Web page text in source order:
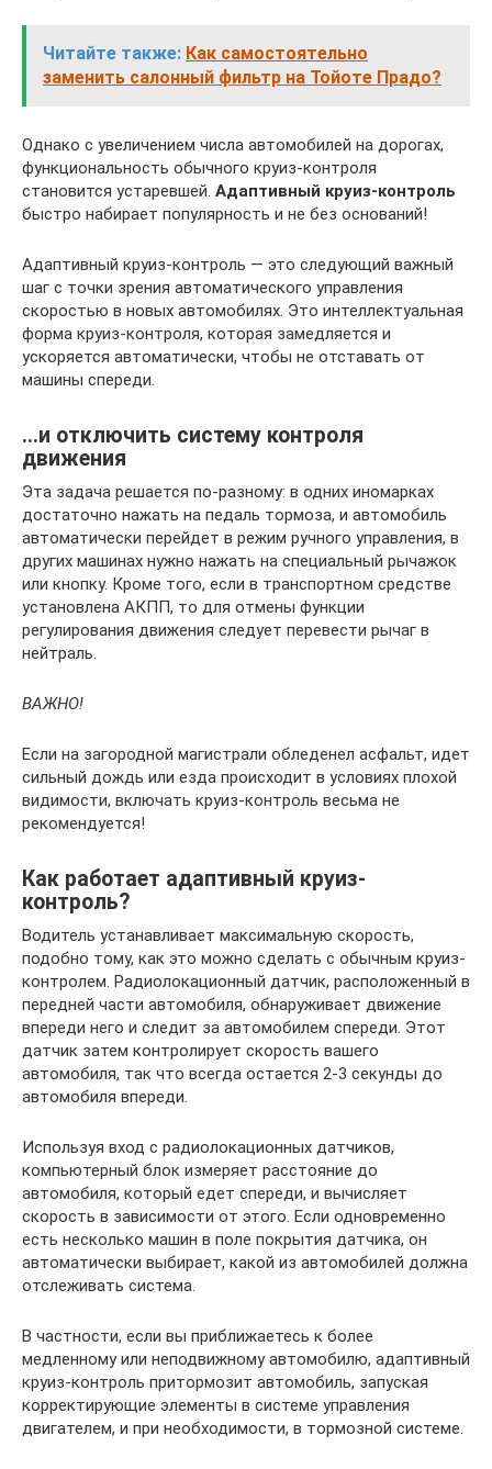
Читайте также: Как самостоятельно
заменить салонный фильтр на Тойоте Прадо?
Однако с увеличением числа автомобилей на дорогах,
функциональность обычного круиз-контроля
становится устаревшей. Адаптивный круиз-контроль
быстро набирает популярность и не без оснований!
Адаптивный круиз-контроль — это следующий важный
шаг с точки зрения автоматического управления
скоростью в новых автомобилях. Это интеллектуальная
форма круиз-контроля, которая замедляется и
ускоряется автоматически, чтобы не отставать от
машины спереди.
…и отключить систему контроля
движения
Эта задача решается по-разному: в одних иномарках
достаточно нажать на педаль тормоза, и автомобиль
автоматически перейдет в режим ручного управления, в
других машинах нужно нажать на специальный рычажок
или кнопку. Кроме того, если в транспортном средстве
установлена АКПП, то для отмены функции
регулирования движения следует перевести рычаг в
нейтраль.
ВАЖНО!
Если на загородной магистрали обледенел асфальт, идет
сильный дождь или езда происходит в условиях плохой
видимости, включать круиз-контроль весьма не
рекомендуется!
Как работает адаптивный круиз-
контроль?
Водитель устанавливает максимальную скорость,
подобно тому, как это можно сделать с обычным круиз-
контролем. Радиолокационный датчик, расположенный в
передней части автомобиля, обнаруживает движение
впереди него и следит за автомобилем спереди. Этот
датчик затем контролирует скорость вашего
автомобиля, так что всегда остается 2-3 секунды до
автомобиля впереди.
Используя вход с радиолокационных датчиков,
компьютерный блок измеряет расстояние до
автомобиля, который едет спереди, и вычисляет
скорость в зависимости от этого. Если одновременно
есть несколько машин в поле покрытия датчика, он
автоматически выбирает, какой из автомобилей должна
отслеживать система.
В частности, если вы приближаетесь к более
медленному или неподвижному автомобилю, адаптивный
круиз-контроль притормозит автомобиль, запуская
корректирующие элементы в системе управления
двигателем, и при необходимости, в тормозной системе.